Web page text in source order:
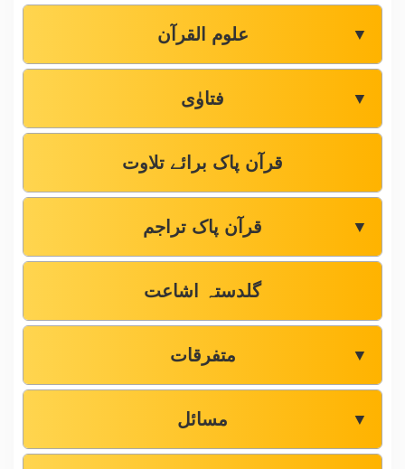
علوم القرآن ▼
فتاوٰی ▼
قرآن پاک برائے تلاوت
قرآن پاک تراجم ▼
گلدستہ اشاعت
متفرقات ▼
مسائل ▼